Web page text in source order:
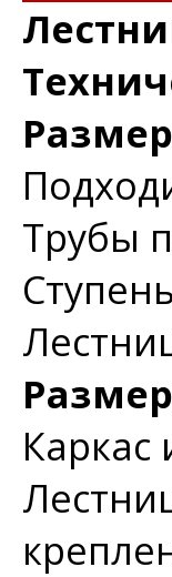
Трубы